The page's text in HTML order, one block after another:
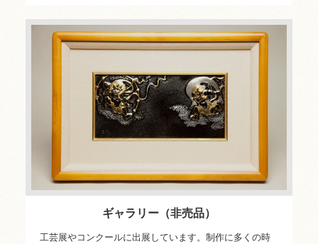
ギャラリー（非売品）
工芸展やコンクールに出展しています。制作に多くの時